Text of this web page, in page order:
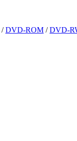
/DVD-ROM /DVD-